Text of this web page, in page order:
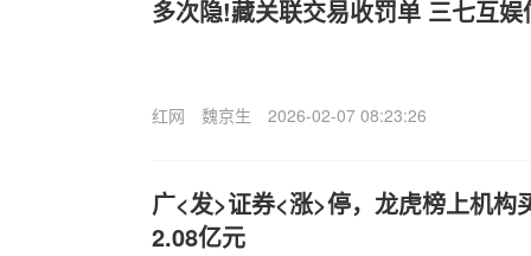
多次隐!藏关联交易收罚单 三七互娱
红网 魏京生 2026-02-07 08:23:26
广<发>证券<涨>停，龙虎榜上机构
2.08亿元